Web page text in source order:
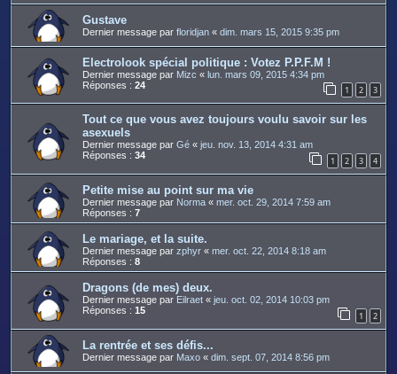
Gustave
Dernier message par floridjan « dim. mars 15, 2015 9:35 pm
Electrolook spécial politique : Votez P.P.F.M !
Dernier message par Mizc « lun. mars 09, 2015 4:34 pm
Réponses : 24 1 2 3
Tout ce que vous avez toujours voulu savoir sur les
asexuels
Dernier message par Gé « jeu. nov. 13, 2014 4:31 am
Réponses : 34 1 2 3 4
Petite mise au point sur ma vie
Dernier message par Norma « mer. oct. 29, 2014 7:59 am
Réponses : 7
Le mariage, et la suite.
Dernier message par zphyr « mer. oct. 22, 2014 8:18 am
Réponses : 8
Dragons (de mes) deux.
Dernier message par Eilraet « jeu. oct. 02, 2014 10:03 pm
Réponses : 15 1 2
La rentrée et ses défis...
Dernier message par Maxo « dim. sept. 07, 2014 8:56 pm